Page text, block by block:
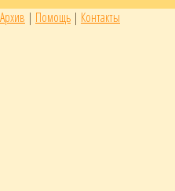
Архив | Помощь | Контакты